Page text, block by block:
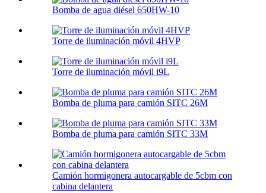
Bomba de agua diésel 650HW-10
Torre de iluminación móvil 4HVP
Torre de iluminación móvil i9L
Bomba de pluma para camión SITC 26M
Bomba de pluma para camión SITC 33M
Camión hormigonera autocargable de 5cbm con
cabina delantera